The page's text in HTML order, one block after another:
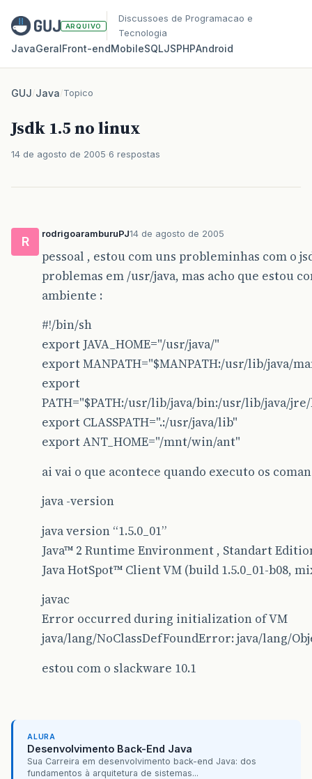
ARQUIVO
Discussoes de Programacao e
Tecnologia
JavaGeralFront‑endMobileSQLJSPHPAndroid
GUJ/Java/Topico
Jsdk 1.5 no linux
14 de agosto de 2005 6 respostas
R
rodrigoaramburuPJ14 de agosto de 2005
pessoal , estou com uns probleminhas com o
problemas em /usr/java, mas acho que estou
ambiente :
#!/bin/sh
export JAVA_HOME="/usr/java/"
export MANPATH="$MANPATH:/usr/lib/java/
export
PATH="$PATH:/usr/lib/java/bin:/usr/lib/java/
export CLASSPATH=".:/usr/java/lib"
export ANT_HOME="/mnt/win/ant"
ai vai o que acontece quando executo os
java -version
java version “1.5.0_01”
Java™ 2 Runtime Environment , Standart
Java HotSpot™ Client VM (build 1.5.0_01-b08,
javac
Error occurred during initialization of VM
java/lang/NoClassDefFoundError: java/lang/
estou com o slackware 10.1
ALURA
Desenvolvimento Back-End Java
Sua Carreira em desenvolvimento back-end Java: dos
fundamentos à arquitetura de sistemas...